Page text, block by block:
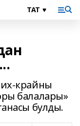
крайны
балалары»
булды.